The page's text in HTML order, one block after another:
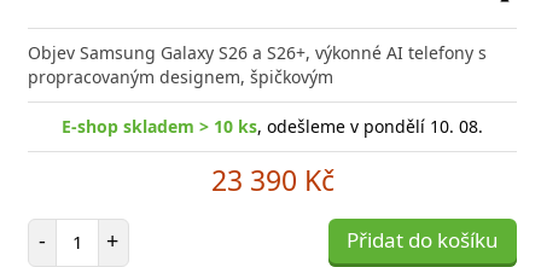
Objev Samsung Galaxy S26 a S26+, výkonné AI telefony s
propracovaným designem, špičkovým
E-shop skladem > 10 ks, odešleme v pondělí 10. 08.
23 390 Kč
- Počet položek
+ Přidat do košíku